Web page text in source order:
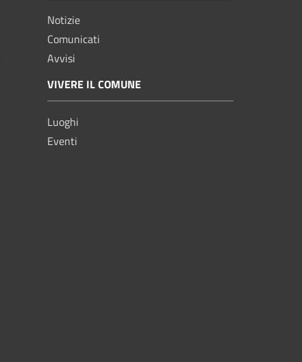
Notizie
Comunicati
Avvisi
VIVERE IL COMUNE
Luoghi
Eventi